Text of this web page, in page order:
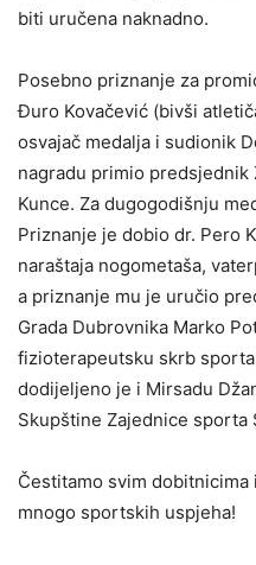
biti uručena naknadno.
Posebno priznanje za
Đuro Kovačević (bivši
osvajač medalja i sudionik
nagradu primio predsjednik
Kunce. Za dugogodišnju
Priznanje je dobio dr. Pero
naraštaja nogometaša,
a priznanje mu je uručio
Grada Dubrovnika Marko
fizioterapeutsku skrb
dodijeljeno je i Mirsadu
Skupštine Zajednice sporta
Čestitamo svim
mnogo sportskih uspjeha!